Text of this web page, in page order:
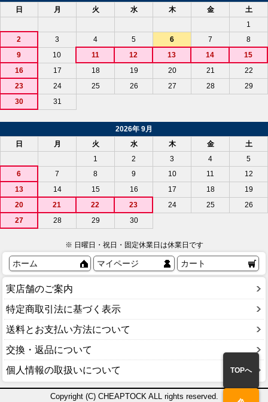
日
月 火 水 木 金
土
1
2
3 4 5 6 7
8
9
10 11 12 13 14
15
16
17 18 19 20 21
22
23
24 25 26 27 28
29
30
31
2026年 9月
日
月 火 水 木 金
土
1
2 3 4
5
6
7 8 9 10 11
12
13
14 15 16 17 18
19
20
21 22 23 24 25
26
27
28 29 30
※ 日曜日・祝日・固定休業日は休業日です
TOPへ
ホーム マイページ カート
実店舗のご案内
特定商取引法に基づく表示
送料とお支払い方法について
交換・返品について
個人情報の取扱いについて
Copyright (C) CHEAPTOCK ALL rights reserved.